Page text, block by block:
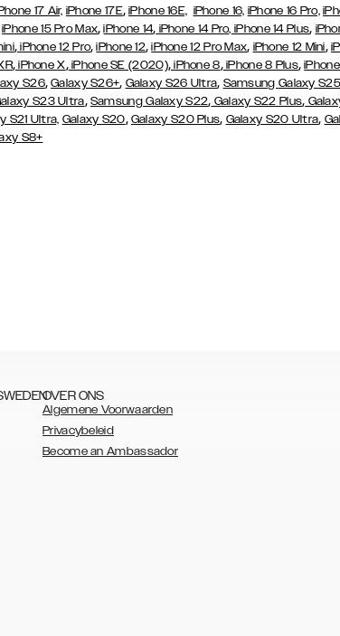
17 Air, iPhone 17E,iPhone 16E, iPhone 16, iPhone 16 Pro,
iPhone 15 Pro Max,iPhone 14, iPhone 14 Pro, iPhone 14 Plus,
,iPhone 12 Pro,iPhone 12,iPhone 12 Pro Max, iPhone 12 Mini,
,iPhone X,iPhone SE (2020),iPhone 8,iPhone 8 Plus,
S26,Galaxy S26+, Galaxy S26 Ultra, Samsung Galaxy
S23 Ultra, Samsung Galaxy S22, Galaxy S22 Plus,
S21 Ultra, Galaxy S20, Galaxy S20 Plus, Galaxy S20 Ultra,
S8+
OVER ONS
Algemene Voorwaarden
Privacybeleid
Become an Ambassador